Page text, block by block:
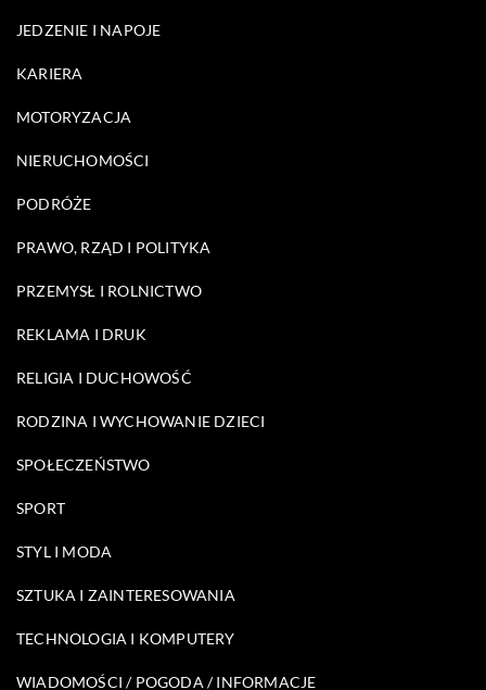
JEDZENIE I NAPOJE
KARIERA
MOTORYZACJA
NIERUCHOMOŚCI
PODRÓŻE
PRAWO, RZĄD I POLITYKA
PRZEMYSŁ I ROLNICTWO
REKLAMA I DRUK
RELIGIA I DUCHOWOŚĆ
RODZINA I WYCHOWANIE DZIECI
SPOŁECZEŃSTWO
SPORT
STYL I MODA
SZTUKA I ZAINTERESOWANIA
TECHNOLOGIA I KOMPUTERY
WIADOMOŚCI / POGODA / INFORMACJE